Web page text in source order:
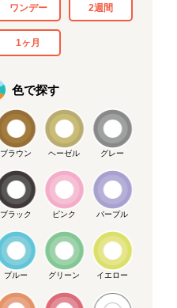
ワンデー 2週間
1ヶ月
色で探す
ブラウン ヘーゼル グレー
ブラック ピンク パープル
ブルー グリーン イエロー